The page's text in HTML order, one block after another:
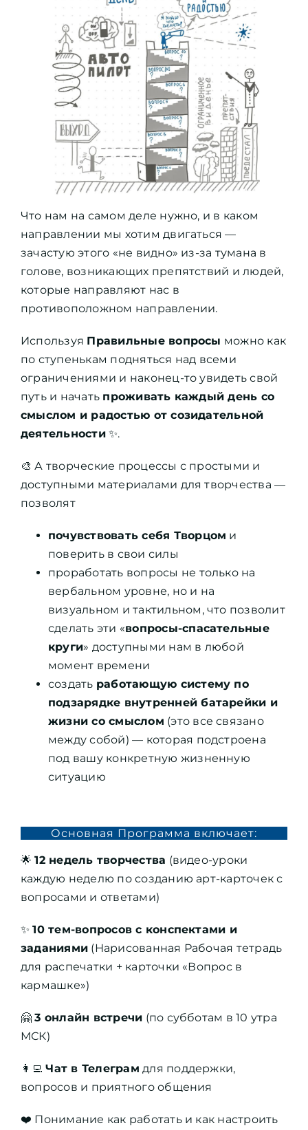
Что нам на самом деле нужно, и в каком
направлении мы хотим двигаться —
зачастую этого «не видно» из-за тумана в
голове, возникающих препятствий и людей,
которые направляют нас в
противоположном направлении.
Используя Правильные вопросы можно как
по ступенькам подняться над всеми
ограничениями и наконец-то увидеть свой
путь и начать проживать каждый день со
смыслом и радостью от созидательной
деятельности✨.
🎨 А творческие процессы с простыми и
доступными материалами для творчества —
позволят
почувствовать себя Творцом и
поверить в свои силы
проработать вопросы не только на
вербальном уровне, но и на
визуальном и тактильном, что позволит
сделать эти «вопросы-спасательные
круги» доступными нам в любой
момент времени
создать работающую систему по
подзарядке внутренней батарейки и
жизни со смыслом (это все связано
между собой) — которая подстроена
под вашу конкретную жизненную
ситуацию
Основная Программа включает:
🌟12 недель творчества (видео-уроки
каждую неделю по созданию арт-карточек с
вопросами и ответами)
✨10 тем-вопросов с конспектами и
заданиями (Нарисованная Рабочая тетрадь
для распечатки + карточки «Вопрос в
кармашке»)
🤗3 онлайн встречи (по субботам в 10 утра
МСК)
👩‍💻Чат в Телеграм для поддержки,
вопросов и приятного общения
❤️ Понимание как работать и как настроить